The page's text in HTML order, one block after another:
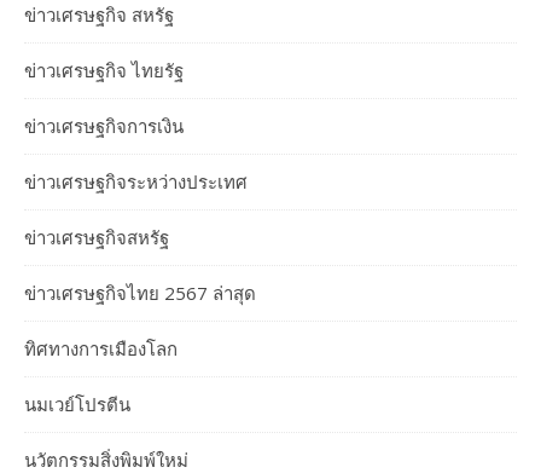
ข่าวเศรษฐกิจ สหรัฐ
ข่าวเศรษฐกิจ ไทยรัฐ
ข่าวเศรษฐกิจการเงิน
ข่าวเศรษฐกิจระหว่างประเทศ
ข่าวเศรษฐกิจสหรัฐ
ข่าวเศรษฐกิจไทย 2567 ล่าสุด
ทิศทางการเมืองโลก
นมเวย์โปรตีน
นวัตกรรมสิ่งพิมพ์ใหม่